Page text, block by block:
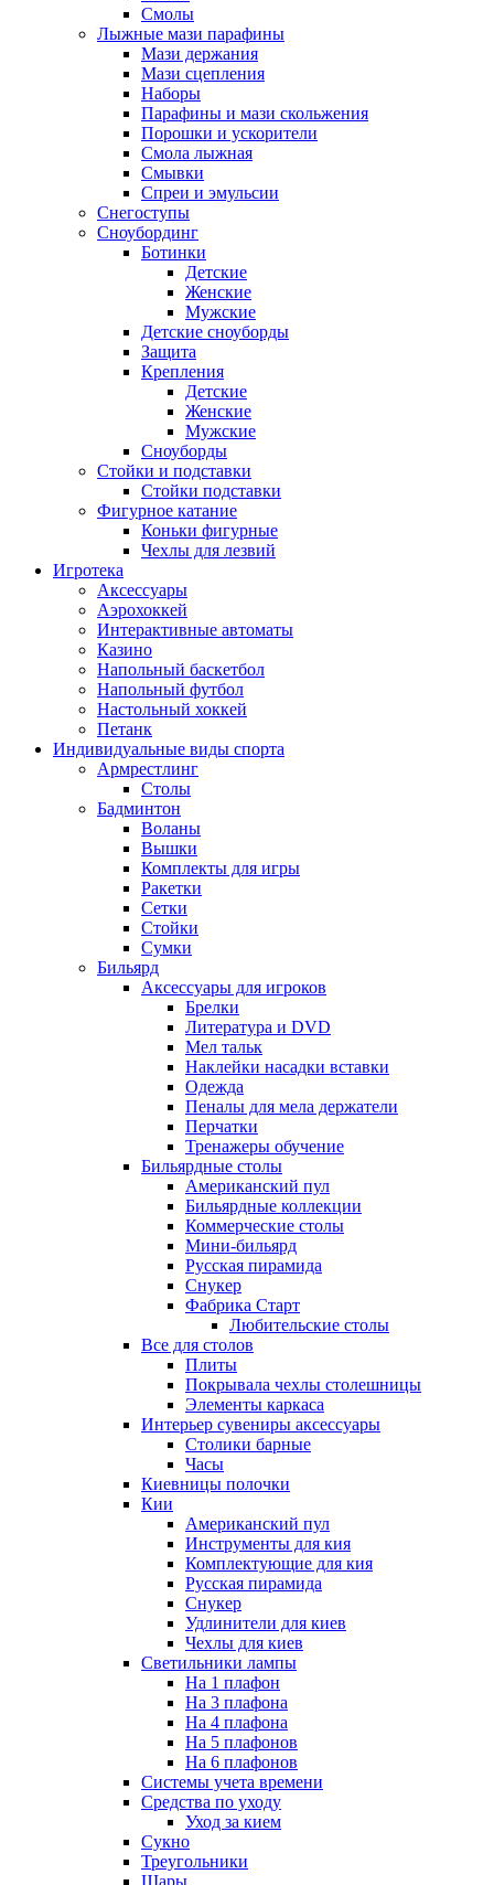
Смолы
Лыжные мази парафины
Мази держания
Мази сцепления
Наборы
Парафины и мази скольжения
Порошки и ускорители
Смола лыжная
Смывки
Спреи и эмульсии
Снегоступы
Сноубординг
Ботинки
Детские
Женские
Мужские
Детские сноуборды
Защита
Крепления
Детские
Женские
Мужские
Сноуборды
Стойки и подставки
Cтойки подставки
Фигурное катание
Коньки фигурные
Чехлы для лезвий
Игротека
Аксессуары
Аэрохоккей
Интерактивные автоматы
Казино
Напольный баскетбол
Напольный футбол
Настольный хоккей
Петанк
Индивидуальные виды спорта
Армрестлинг
Столы
Бадминтон
Воланы
Вышки
Комплекты для игры
Ракетки
Сетки
Стойки
Сумки
Бильярд
Аксессуары для игроков
Брелки
Литература и DVD
Мел тальк
Наклейки насадки вставки
Одежда
Пеналы для мела держатели
Перчатки
Тренажеры обучение
Бильярдные столы
Американский пул
Бильярдные коллекции
Коммерческие столы
Мини-бильярд
Русская пирамида
Снукер
Фабрика Старт
Любительские столы
Все для столов
Плиты
Покрывала чехлы столешницы
Элементы каркаса
Интерьер сувениры аксессуары
Столики барные
Часы
Киевницы полочки
Кии
Американский пул
Инструменты для кия
Комплектующие для кия
Русская пирамида
Снукер
Удлинители для киев
Чехлы для киев
Светильники лампы
На 1 плафон
На 3 плафона
На 4 плафона
На 5 плафонов
На 6 плафонов
Системы учета времени
Средства по уходу
Уход за кием
Сукно
Треугольники
Шары